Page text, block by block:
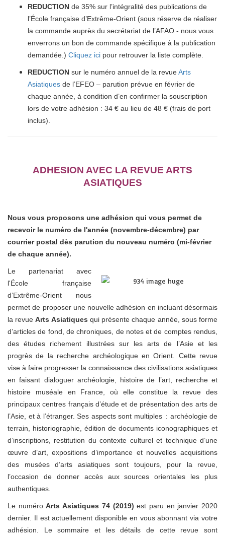
REDUCTION de 35% sur l’intégralité des publications de
l’École française d’Extrême-Orient (sous réserve de réaliser
la commande auprès du secrétariat de l’AFAO - nous vous
enverrons un bon de commande spécifique à la publication
demandée.) Cliquez ici pour retrouver la liste complète.
REDUCTION sur le numéro annuel de la revueArts
Asiatiques de l’EFEO – parution prévue en février de
chaque année, à condition d’en confirmer la souscription
lors de votre adhésion : 34 € au lieu de 48 € (frais de port
inclus).
ADHESION AVEC LA REVUE ARTS
ASIATIQUES
Nous vous proposons une adhésion qui vous permet de
recevoir le numéro de l'année (novembre-décembre) par
courrier postal dès parution du nouveau numéro (mi-février
de chaque année).
Le partenariat avec
l'École française
d’Extrême-Orient nous
permet de proposer une nouvelle adhésion en incluant désormais
la revueArts Asiatiques qui présente chaque année, sous forme
d’articles de fond, de chroniques, de notes et de comptes rendus,
des études richement illustrées sur les arts de l’Asie et les
progrès de la recherche archéologique en Orient. Cette revue
vise à faire progresser la connaissance des civilisations asiatiques
en faisant dialoguer archéologie, histoire de l’art, recherche et
histoire muséale en France, où elle constitue la revue des
principaux centres français d’étude et de présentation des arts de
l’Asie, et à l’étranger. Ses aspects sont multiples : archéologie de
terrain, historiographie, édition de documents iconographiques et
d’inscriptions, restitution du contexte culturel et technique d’une
œuvre d’art, expositions d’importance et nouvelles acquisitions
des musées d’arts asiatiques sont toujours, pour la revue,
l’occasion de donner accès aux sources orientales les plus
authentiques.
Le numéroArts Asiatiques 74 (2019)est paru en janvier 2020
dernier. Il est actuellement disponible en vous abonnant via votre
adhésion. Le sommaire et les détails de cette revue sont